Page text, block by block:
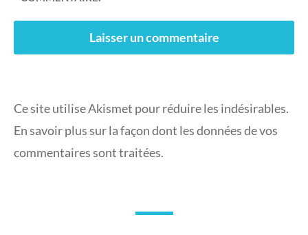
Ce site utilise Akismet pour réduire les indésirables.
En savoir plus sur la façon dont les données de vos
commentaires sont traitées.